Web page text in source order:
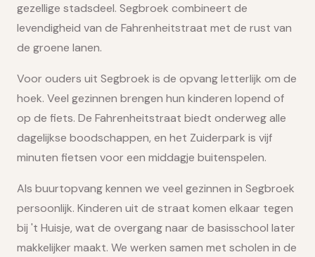
gezellige stadsdeel. Segbroek combineert de
levendigheid van de Fahrenheitstraat met de rust van
de groene lanen.
Voor ouders uit Segbroek is de opvang letterlijk om de
hoek. Veel gezinnen brengen hun kinderen lopend of
op de fiets. De Fahrenheitstraat biedt onderweg alle
dagelijkse boodschappen, en het Zuiderpark is vijf
minuten fietsen voor een middagje buitenspelen.
Als buurtopvang kennen we veel gezinnen in Segbroek
persoonlijk. Kinderen uit de straat komen elkaar tegen
bij 't Huisje, wat de overgang naar de basisschool later
makkelijker maakt. We werken samen met scholen in de